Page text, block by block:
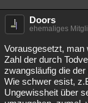
Doors
ehemaliges
Vorausgesetzt, man
Zahl der durch
zwangsläufig die der
Wie schwer esist,
Ungewissheit über